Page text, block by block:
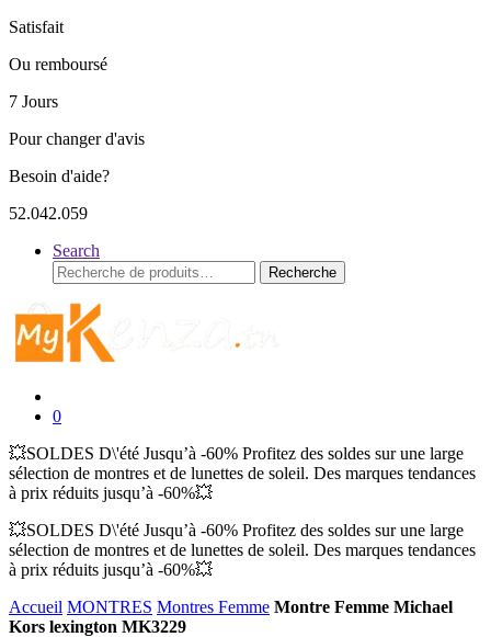
Satisfait
Ou remboursé
7 Jours
Pour changer d'avis
Besoin d'aide?
52.042.059
Search
Recherche
pour :
Recherche
0
💥SOLDES D\'été Jusqu’à -60% Profitez des soldes sur une large
sélection de montres et de lunettes de soleil. Des marques tendances
à prix réduits jusqu’à -60%💥
💥SOLDES D\'été Jusqu’à -60% Profitez des soldes sur une large
sélection de montres et de lunettes de soleil. Des marques tendances
à prix réduits jusqu’à -60%💥
Accueil MONTRES Montres Femme Montre Femme Michael
Kors lexington MK3229